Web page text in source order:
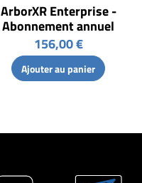
ArborXR Enterprise -
Abonnement annuel
156,00 €
Ajouter au panier